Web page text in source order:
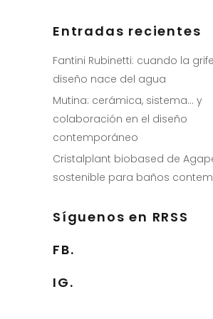
Entradas recientes
Fantini Rubinetti: cuando la
diseño nace del agua
Mutina: cerámica, sistema… y
colaboración en el diseño
contemporáneo
Cristalplant biobased de
sostenible para baños
Síguenos en RRSS
FB.
IG.